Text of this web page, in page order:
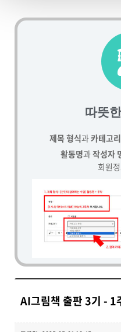
따뜻
제목 형식과카테고리
활동명과작성자
회원
AI그림책 출판 3기 - 1